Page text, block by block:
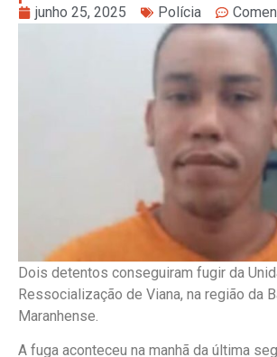
junho 25, 2025 Polícia
Dois detentos conseguiram fugir da
Ressocialização de Viana, na região da
Maranhense.
A fuga aconteceu na manhã da última